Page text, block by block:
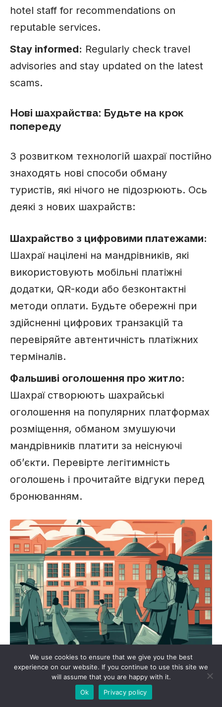
hotel staff for recommendations on
reputable services.
Stay informed: Regularly check travel
advisories and stay updated on the latest
scams.
Нові шахрайства: Будьте на крок
попереду
З розвитком технологій шахраї постійно
знаходять нові способи обману
туристів, які нічого не підозрюють. Ось
деякі з нових шахрайств:
Шахрайство з цифровими платежами:
Шахраї націлені на мандрівників, які
використовують мобільні платіжні
додатки, QR-коди або безконтактні
методи оплати. Будьте обережні при
здійсненні цифрових транзакцій та
перевіряйте автентичність платіжних
терміналів.
Фальшиві оголошення про житло:
Шахраї створюють шахрайські
оголошення на популярних платформах
розміщення, обманом змушуючи
мандрівників платити за неіснуючі
об’єкти. Перевірте легітимність
оголошень і прочитайте відгуки перед
бронюванням.
Зростання поширеності: Вплив
кількості відвідувачів
We use cookies to ensure that we give you the best
experience on our website. If you continue to use this site we
will assume that you are happy with it.
Ok
Privacy policy